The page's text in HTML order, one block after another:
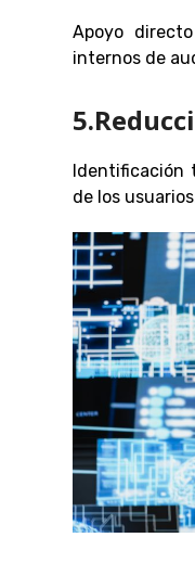
Apoyo
internos de
Identificación
de los